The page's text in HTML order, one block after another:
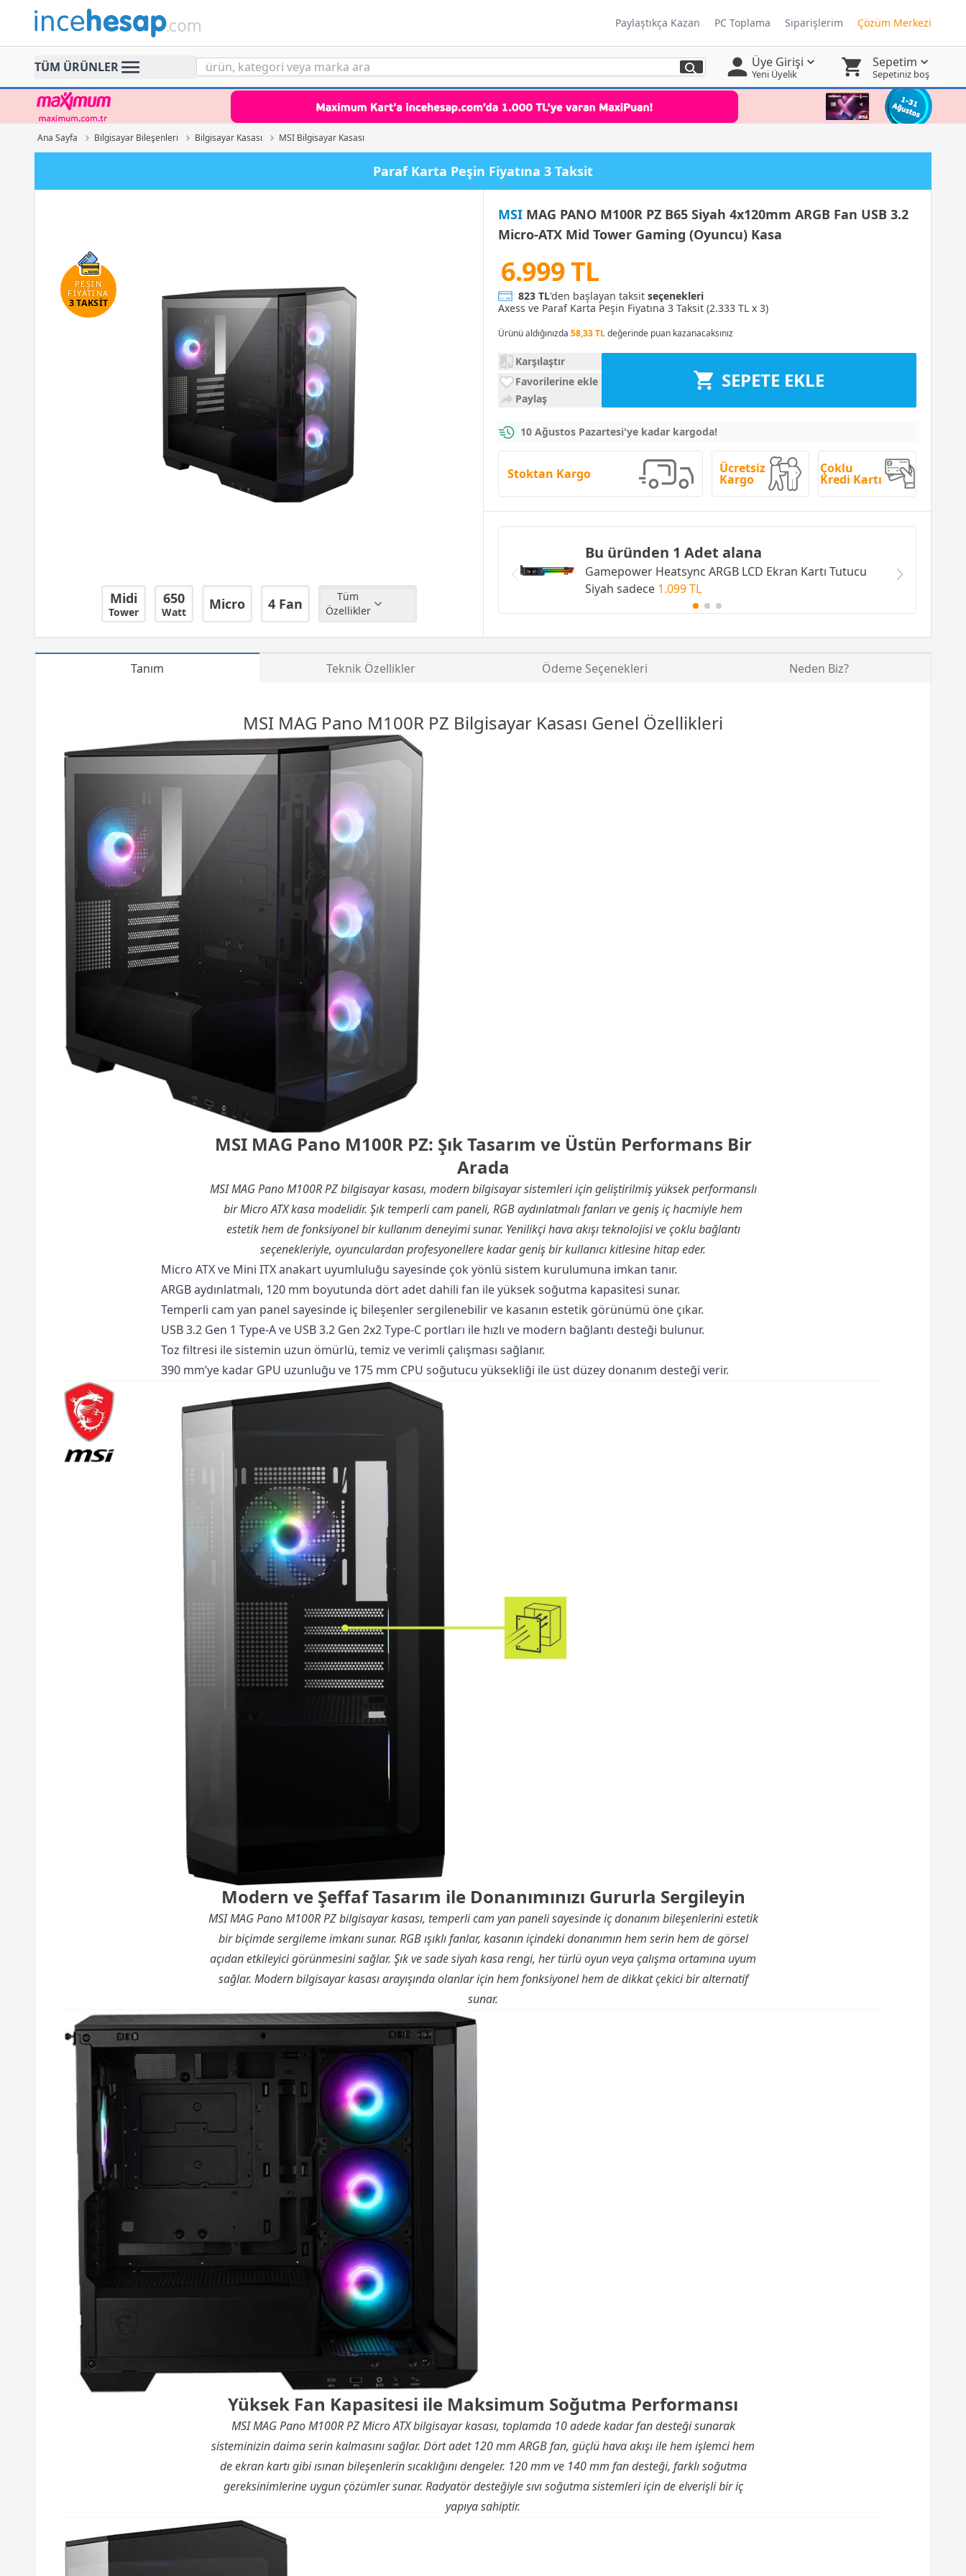
Incehesap Paylaştıkça Kazan PC Toplama Siparişlerim Çözüm Merkezi
TÜM ÜRÜNLER Üye Girişi
Yeni Üyelik
Sepetim
Sepetiniz boş
Ana Sayfa Bilgisayar Bileşenleri Bilgisayar Kasası MSI Bilgisayar Kasası
Paraf Karta Peşin Fiyatına 3 Taksit
MSIMAG PANO M100R PZ B65 Siyah 4x120mm ARGB Fan USB 3.2
Micro-ATX Mid Tower Gaming (Oyuncu) Kasa
PEŞİN
FİYATINA
3 TAKSİT
Midi
Tower
650
Watt Micro 4 Fan
Tüm
Özellikler
6.999 TL
823 TL'den başlayan taksit seçenekleri
Axess ve Paraf Karta Peşin Fiyatına 3 Taksit (2.333 TL x 3)
Ürünü aldığınızda 58,33 TLdeğerinde puan kazanacaksınız
Karşılaştır
Favorilerine ekle
Paylaş
SEPETE EKLE
10 Ağustos Pazartesi'ye kadar kargoda!
Stoktan Kargo Ücretsiz
Kargo
Çoklu
Kredi Kartı
Bu üründen 1 Adet alana
Gamepower Heatsync ARGB LCD Ekran Kartı Tutucu
Siyah sadece 1.099 TL
Tanım Teknik Özellikler Ödeme Seçenekleri Neden Biz?
MSI MAG Pano M100R PZ Bilgisayar Kasası Genel Özellikleri
MSI MAG Pano M100R PZ: Şık Tasarım ve Üstün Performans Bir
Arada
MSI MAG Pano M100R PZ bilgisayar kasası, modern bilgisayar sistemleri için geliştirilmiş yüksek performanslı
bir Micro ATX kasa modelidir. Şık temperli cam paneli, RGB aydınlatmalı fanları ve geniş iç hacmiyle hem
estetik hem de fonksiyonel bir kullanım deneyimi sunar. Yenilikçi hava akışı teknolojisi ve çoklu bağlantı
seçenekleriyle, oyunculardan profesyonellere kadar geniş bir kullanıcı kitlesine hitap eder.
Micro ATX ve Mini ITX anakart uyumluluğu sayesinde çok yönlü sistem kurulumuna imkan tanır.
ARGB aydınlatmalı, 120 mm boyutunda dört adet dahili fan ile yüksek soğutma kapasitesi sunar.
Temperli cam yan panel sayesinde iç bileşenler sergilenebilir ve kasanın estetik görünümü öne çıkar.
USB 3.2 Gen 1 Type-A ve USB 3.2 Gen 2x2 Type-C portları ile hızlı ve modern bağlantı desteği bulunur.
Toz filtresi ile sistemin uzun ömürlü, temiz ve verimli çalışması sağlanır.
390 mm’ye kadar GPU uzunluğu ve 175 mm CPU soğutucu yüksekliği ile üst düzey donanım desteği verir.
Modern ve Şeffaf Tasarım ile Donanımınızı Gururla Sergileyin
MSI MAG Pano M100R PZ bilgisayar kasası, temperli cam yan paneli sayesinde iç donanım bileşenlerini estetik
bir biçimde sergileme imkanı sunar. RGB ışıklı fanlar, kasanın içindeki donanımın hem serin hem de görsel
açıdan etkileyici görünmesini sağlar. Şık ve sade siyah kasa rengi, her türlü oyun veya çalışma ortamına uyum
sağlar. Modern bilgisayar kasası arayışında olanlar için hem fonksiyonel hem de dikkat çekici bir alternatif
sunar.
Yüksek Fan Kapasitesi ile Maksimum Soğutma Performansı
MSI MAG Pano M100R PZ Micro ATX bilgisayar kasası, toplamda 10 adede kadar fan desteği sunarak
sisteminizin daima serin kalmasını sağlar. Dört adet 120 mm ARGB fan, güçlü hava akışı ile hem işlemci hem
de ekran kartı gibi ısınan bileşenlerin sıcaklığını dengeler. 120 mm ve 140 mm fan desteği, farklı soğutma
gereksinimlerine uygun çözümler sunar. Radyatör desteğiyle sıvı soğutma sistemleri için de elverişli bir iç
yapıya sahiptir.